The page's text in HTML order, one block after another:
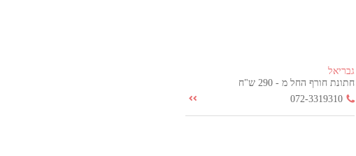
גבריאל
חתונת חורף החל מ - 290 ש"ח
072-3319310